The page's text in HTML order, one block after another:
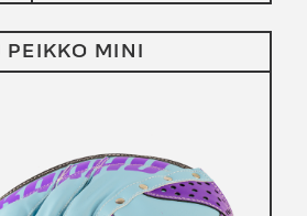
PEIKKO MINI